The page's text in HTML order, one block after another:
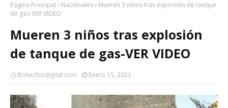
Página Principal Nacionales
Mueren 3 niños tras explosión de tanque
de gas-VER VIDEO
Mueren 3 niños tras explosión
de tanque de gas-VER VIDEO
Bohechiodigital.com Enero 15, 2022